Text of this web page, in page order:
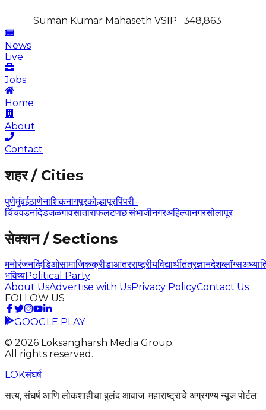
Suman Kumar Mahaseth VSIP 348,863
News
Live
Jobs
Home
About
Contact
शहर / Cities
पुणेमुंबईठाणेनाशिकनागपूरकोल्हापूरपिंपरी-
चिंचवडनांदेडजळगावसाताराफलटणछ.संभाजीनगरअहिल्यानगरसोलापूर
सेक्शन / Sections
मनोरंजनव्हिडिओसामाजिकक्रीडाआंतरराष्ट्रीयविद्यार्थीतंत्रज्ञानदेशब्लॉग्स
भविष्यPolitical Party
About UsAdvertise with UsPrivacy PolicyContact Us
FOLLOW US
GOOGLE PLAY
© 2026 Loksangharsh Media Group.
All rights reserved.
LOKसंघर्ष
सत्य, संघर्ष आणि लोकशाहीचा बुलंद आवाज. महाराष्ट्राचे अग्रगण्य न्यूज पोर्टल.